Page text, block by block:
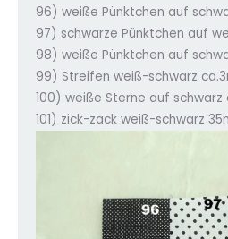
96) weiße Pünktchen auf
97) schwarze Pünktchen auf
98) weiße Pünktchen auf
99) Streifen weiß-schwarz
100) weiße Sterne auf schwarz
101) zick-zack weiß-schwarz